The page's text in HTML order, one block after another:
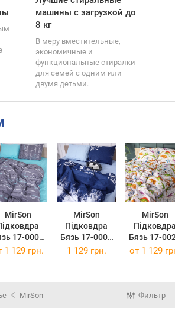
машины с загрузкой до
8 кг
В меру вместительные,
экономичные и
функциональные стиралки
для семей с одним или
двумя детьми.
MirSon
17-0003
200x220
MirSon
Підковдра
Бязь 17-0007
Adriana 200 x
MirSon
Бязь 17-
Onofre 200
1 129 грн. 1 129 грн. от 1 129
MirSon Фильтр